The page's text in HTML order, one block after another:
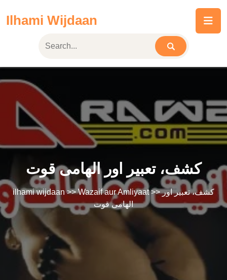
Ilhami Wijdaan
کشف، تعبیر اور الھامی قوت
ilhami wijdaan>>Wazaif aur Amliyaat>> کشف، تعبیر اور
الھامی قوت